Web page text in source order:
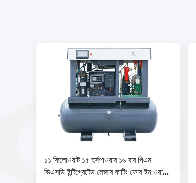
১১ কিলোওয়াট ১৫ হর্সপাওয়ার ১৬ বার পিএম
ভিএসডি ইন্টিগ্রেটেড লেজার কাটিং ফোর ইন ওয়ান